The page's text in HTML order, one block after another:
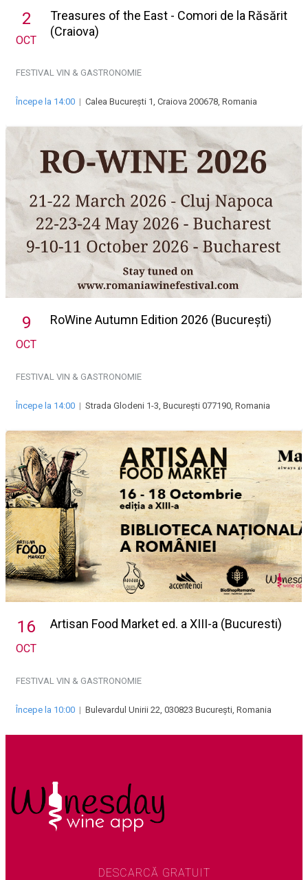
2
OCT
Treasures of the East - Comori de la Răsărit
(Craiova)
FESTIVAL VIN & GASTRONOMIE
Începe la 14:00 | Calea București 1, Craiova 200678, Romania
9
OCT
RoWine Autumn Edition 2026 (București)
FESTIVAL VIN & GASTRONOMIE
Începe la 14:00 | Strada Glodeni 1-3, București 077190, Romania
16
OCT
Artisan Food Market ed. a XIII-a (Bucuresti)
FESTIVAL VIN & GASTRONOMIE
Începe la 10:00 | Bulevardul Unirii 22, 030823 București, Romania
DESCARCĂ GRATUIT